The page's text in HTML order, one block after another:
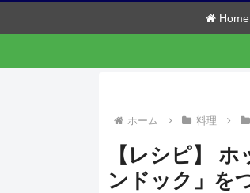
Home
ホーム 料理
【レシピ】
ンドック」を